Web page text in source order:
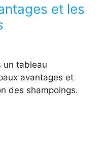
et les
un tableau
avantages et
des shampoings.